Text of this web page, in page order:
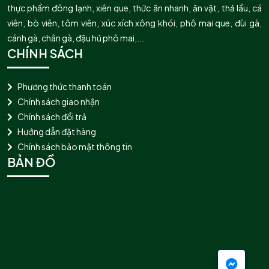
thực phẩm đông lạnh, xiên que, thức ăn nhanh, ăn vặt, thả lẩu, cá
viên, bò viên, tôm viên, xúc xích xông khói, phô mai que, đùi gà,
cánh gà, chân gà, đậu hủ phô mai,...
CHÍNH SÁCH
Phương thức thanh toán
Chính sách giao nhận
Chính sách đổi trả
Hướng dẫn đặt hàng
Chính sách bảo mật thông tin
BẢN ĐỒ